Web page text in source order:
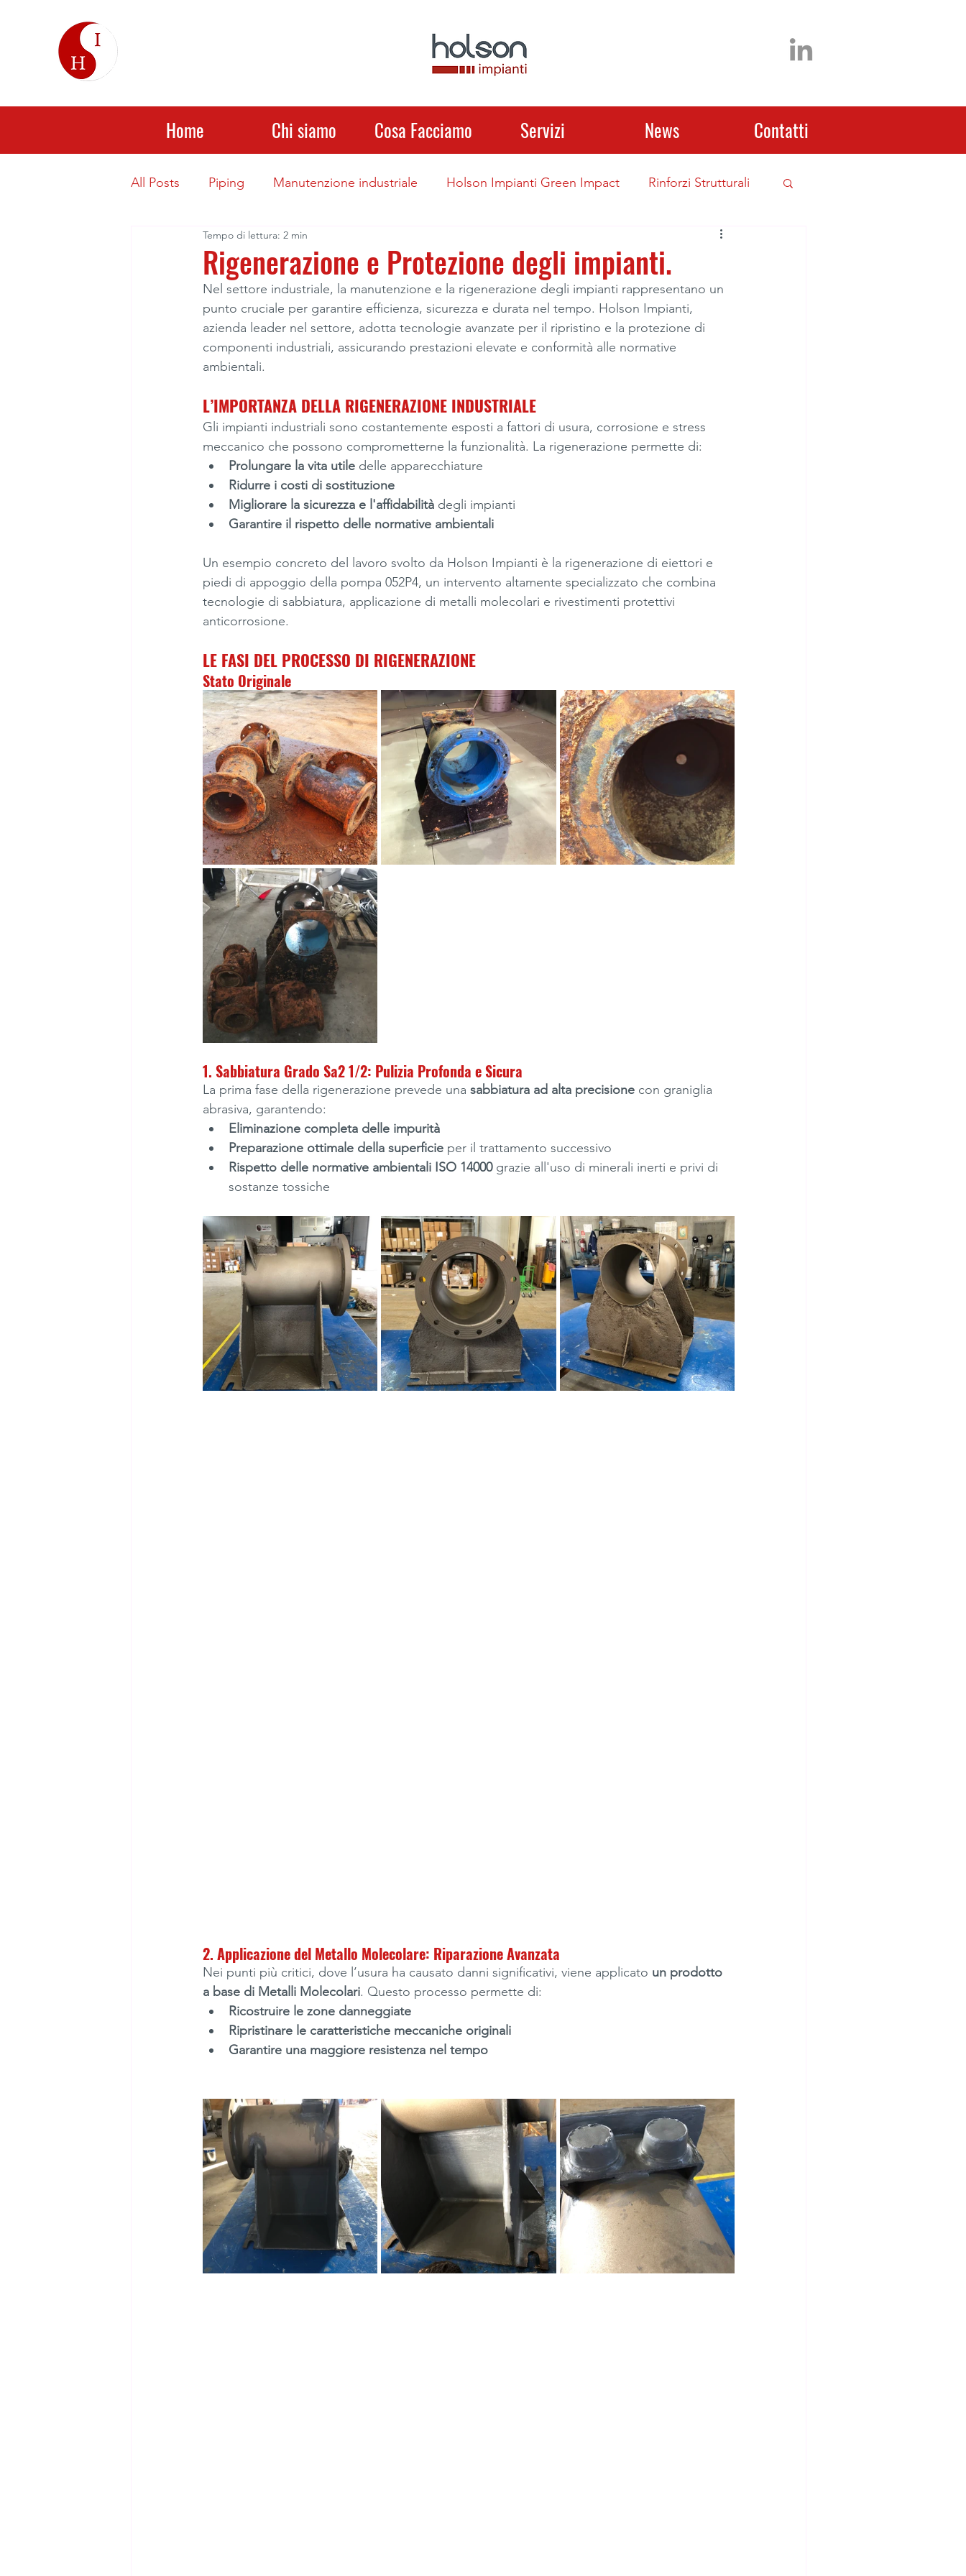
Home Chi siamo Cosa Facciamo Servizi News Contatti
All Posts Piping Manutenzione industriale Holson Impianti Green Impact Rinforzi Strutturali
Rivestimenti Anticorrosivi
Rigenerazione e Protezione degli impianti.
Tempo di lettura: 2 min
Nel settore industriale, la manutenzione e la rigenerazione degli impianti rappresentano un
punto cruciale per garantire efficienza, sicurezza e durata nel tempo. Holson Impianti,
azienda leader nel settore, adotta tecnologie avanzate per il ripristino e la protezione di
componenti industriali, assicurando prestazioni elevate e conformità alle normative
ambientali.
L’IMPORTANZA DELLA RIGENERAZIONE INDUSTRIALE
Gli impianti industriali sono costantemente esposti a fattori di usura, corrosione e stress
meccanico che possono comprometterne la funzionalità. La rigenerazione permette di:
Prolungare la vita utile delle apparecchiature
Ridurre i costi di sostituzione
Migliorare la sicurezza e l'affidabilità degli impianti
Garantire il rispetto delle normative ambientali
Un esempio concreto del lavoro svolto da Holson Impianti è la rigenerazione di eiettori e
piedi di appoggio della pompa 052P4, un intervento altamente specializzato che combina
tecnologie di sabbiatura, applicazione di metalli molecolari e rivestimenti protettivi
anticorrosione.
LE FASI DEL PROCESSO DI RIGENERAZIONE
Stato Originale
1. Sabbiatura Grado Sa2 1/2: Pulizia Profonda e Sicura
La prima fase della rigenerazione prevede una sabbiatura ad alta precisione con graniglia
abrasiva, garantendo:
Eliminazione completa delle impurità
Preparazione ottimale della superficie per il trattamento successivo
Rispetto delle normative ambientali ISO 14000 grazie all'uso di minerali inerti e privi di
sostanze tossiche
2. Applicazione del Metallo Molecolare: Riparazione Avanzata
Nei punti più critici, dove l’usura ha causato danni significativi, viene applicato un prodotto
a base di Metalli Molecolari. Questo processo permette di:
Ricostruire le zone danneggiate
Ripristinare le caratteristiche meccaniche originali
Garantire una maggiore resistenza nel tempo